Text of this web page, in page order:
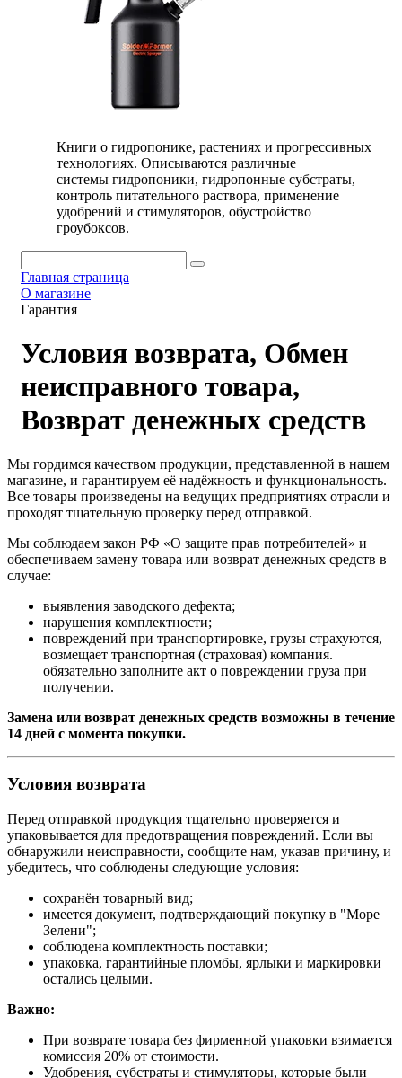
Книги о гидропонике, растениях и прогрессивных
технологиях. Описываются различные
системы гидропоники, гидропонные субстраты,
контроль питательного раствора, применение
удобрений и стимуляторов, обустройство
гроубоксов.
Главная страница
О магазине
Гарантия
Условия возврата, Обмен
неисправного товара,
Возврат денежных средств
Мы гордимся качеством продукции, представленной в нашем
магазине, и гарантируем её надёжность и функциональность.
Все товары произведены на ведущих предприятиях отрасли и
проходят тщательную проверку перед отправкой.
Мы соблюдаем закон РФ «О защите прав потребителей» и
обеспечиваем замену товара или возврат денежных средств в
случае:
выявления заводского дефекта;
нарушения комплектности;
повреждений при транспортировке, грузы страхуются,
возмещает транспортная (страховая) компания.
обязательно заполните акт о повреждении груза при
получении.
Замена или возврат денежных средств возможны в течение
14 дней с момента покупки.
Условия возврата
Перед отправкой продукция тщательно проверяется и
упаковывается для предотвращения повреждений. Если вы
обнаружили неисправности, сообщите нам, указав причину, и
убедитесь, что соблюдены следующие условия:
сохранён товарный вид;
имеется документ, подтверждающий покупку в "Море
Зелени";
соблюдена комплектность поставки;
упаковка, гарантийные пломбы, ярлыки и маркировки
остались целыми.
Важно:
При возврате товара без фирменной упаковки взимается
комиссия 20% от стоимости.
Удобрения, субстраты и стимуляторы, которые были